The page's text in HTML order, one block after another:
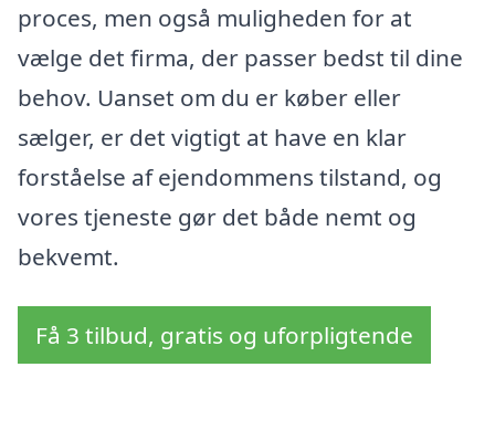
proces, men også muligheden for at
vælge det firma, der passer bedst til dine
behov. Uanset om du er køber eller
sælger, er det vigtigt at have en klar
forståelse af ejendommens tilstand, og
vores tjeneste gør det både nemt og
bekvemt.
Få 3 tilbud, gratis og uforpligtende